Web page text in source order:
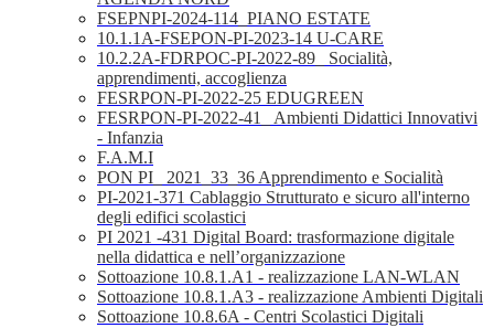
FSEPNPI-2024-114_PIANO ESTATE
10.1.1A-FSEPON-PI-2023-14 U-CARE
10.2.2A-FDRPOC-PI-2022-89_ Socialità,
apprendimenti, accoglienza
FESRPON-PI-2022-25 EDUGREEN
FESRPON-PI-2022-41_ Ambienti Didattici Innovativi
- Infanzia
F.A.M.I
PON PI_ 2021_33_36 Apprendimento e Socialità
PI-2021-371 Cablaggio Strutturato e sicuro all'interno
degli edifici scolastici
PI 2021 -431 Digital Board: trasformazione digitale
nella didattica e nell’organizzazione
Sottoazione 10.8.1.A1 - realizzazione LAN-WLAN
Sottoazione 10.8.1.A3 - realizzazione Ambienti Digitali
Sottoazione 10.8.6A - Centri Scolastici Digitali